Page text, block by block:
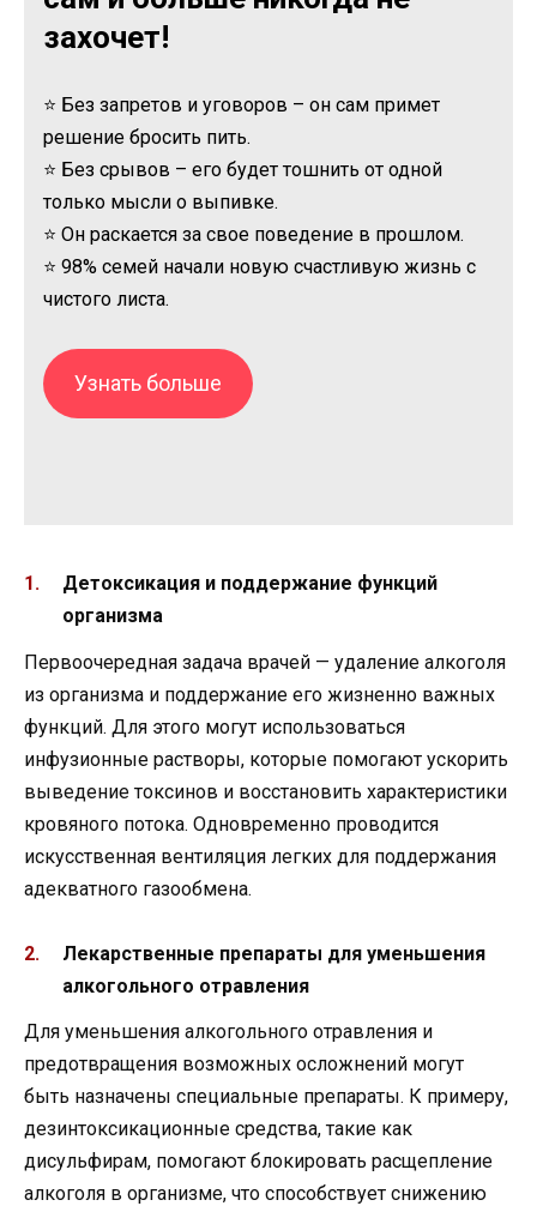
захочет!
⭐ Без запретов и уговоров – он сам примет
решение бросить пить.
⭐ Без срывов – его будет тошнить от одной
только мысли о выпивке.
⭐ Он раскается за свое поведение в прошлом.
⭐ 98% семей начали новую счастливую жизнь с
чистого листа.
Узнать больше
Детоксикация и поддержание функций
организма
Первоочередная задача врачей — удаление алкоголя
из организма и поддержание его жизненно важных
функций. Для этого могут использоваться
инфузионные растворы, которые помогают ускорить
выведение токсинов и восстановить характеристики
кровяного потока. Одновременно проводится
искусственная вентиляция легких для поддержания
адекватного газообмена.
Лекарственные препараты для уменьшения
алкогольного отравления
Для уменьшения алкогольного отравления и
предотвращения возможных осложнений могут
быть назначены специальные препараты. К примеру,
дезинтоксикационные средства, такие как
дисульфирам, помогают блокировать расщепление
алкоголя в организме, что способствует снижению